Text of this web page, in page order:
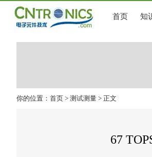
首页 知
你的位置： 首页 > 测试测量 > 正文
67